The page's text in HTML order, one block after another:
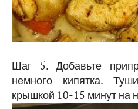
Шаг 5. Добавьте
немного кипятка.
крышкой 10-15 минут на